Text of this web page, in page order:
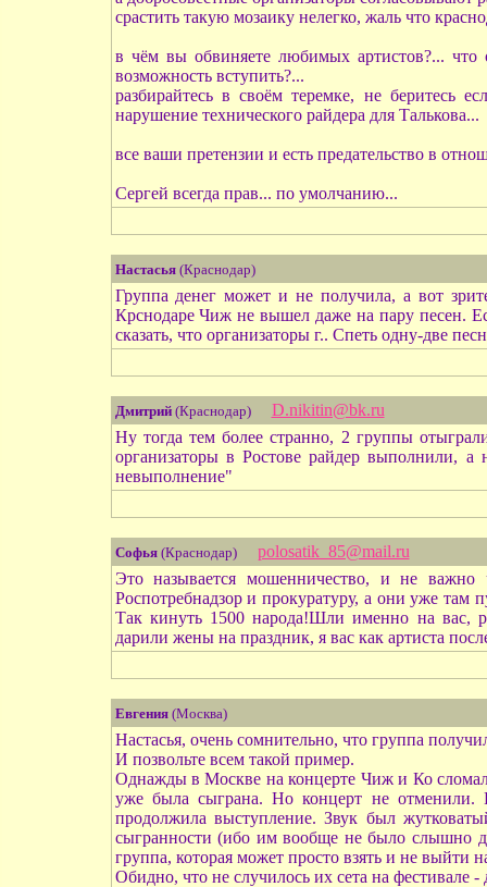
срастить такую мозаику нелегко, жаль что
в чём вы обвиняете любимых артистов?...
возможность вступить?...
разбирайтесь в своём теремке, не беритесь
нарушение технического райдера для Талькова...
все ваши претензии и есть предательство в
Сергей всегда прав... по умолчанию...
Настасья(Краснодар)
Группа денег может и не получила, а вот
Крснодаре Чиж не вышел даже на пару песен.
сказать, что организаторы г.. Спеть одну-две
Дмитрий(Краснодар)
D.nikitin@bk.ru
Ну тогда тем более странно, 2 группы
организаторы в Ростове райдер выполнили,
невыполнение"
Софья(Краснодар)
polosatik_85@mail.ru
Это называется мошенничество, и не важно
Роспотребнадзор и прокуратуру, а они уже там
Так кинуть 1500 народа!Шли именно на вас,
дарили жены на праздник, я вас как артиста
Евгения(Москва)
Настасья, очень сомнительно, что группа
И позвольте всем такой пример.
Однажды в Москве на концерте Чиж и Ко
уже была сыграна. Но концерт не отменили.
продолжила выступление. Звук был
сыгранности (ибо им вообще не было слышно
группа, которая может просто взять и не выйти
Обидно, что не случилось их сета на фестивале